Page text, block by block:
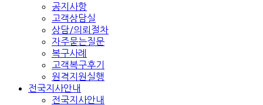
공지사항
고객상담실
상담/의뢰절차
자주묻는질문
복구사례
고객복구후기
원격지원실행
전국지사안내
전국지사안내